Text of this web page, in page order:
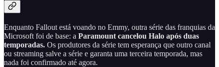
Enquanto Fallout está voando no Emmy, outra série das franquias da
Microsoft foi de base: a Paramount cancelou Halo após duas
temporadas. Os produtores da série tem esperança que outro canal
ou streaming salve a série e garanta uma terceira temporada, mas
nada foi confirmado até agora.